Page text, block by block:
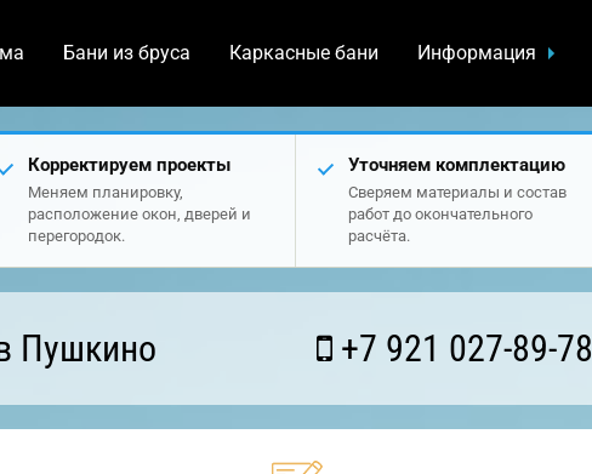
Бани из бруса Каркасные бани Информация
Корректируем проекты
Меняем планировку,
расположение окон, дверей и
перегородок.
Уточняем комплектацию
Сверяем материалы и состав
работ до окончательного
расчёта.
Пушкино +7 921 027-89-78